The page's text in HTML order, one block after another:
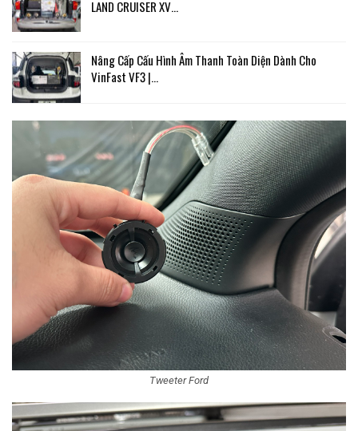
LAND CRUISER XV…
Nâng Cấp Cấu Hình Âm Thanh Toàn Diện Dành Cho
VinFast VF3 |…
Tweeter Ford